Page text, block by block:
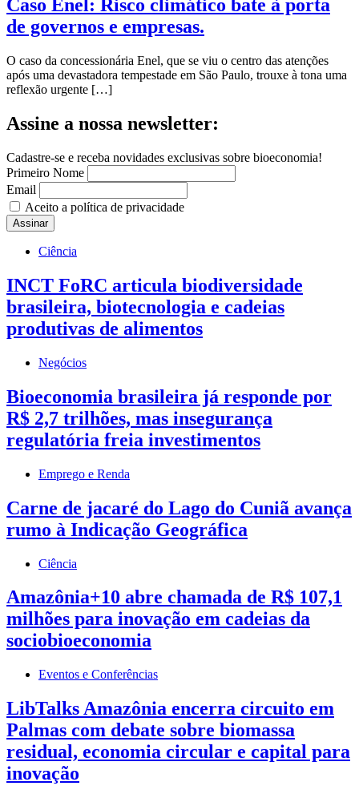
Caso Enel: Risco climático bate à porta
de governos e empresas.
O caso da concessionária Enel, que se viu o centro das atenções
após uma devastadora tempestade em São Paulo, trouxe à tona uma
reflexão urgente […]
Assine a nossa newsletter:
Cadastre-se e receba novidades exclusivas sobre bioeconomia!
Primeiro Nome
Email
Aceito a política de privacidade
Ciência
INCT FoRC articula biodiversidade
brasileira, biotecnologia e cadeias
produtivas de alimentos
Negócios
Bioeconomia brasileira já responde por
R$ 2,7 trilhões, mas insegurança
regulatória freia investimentos
Emprego e Renda
Carne de jacaré do Lago do Cuniã avança
rumo à Indicação Geográfica
Ciência
Amazônia+10 abre chamada de R$ 107,1
milhões para inovação em cadeias da
sociobioeconomia
Eventos e Conferências
LibTalks Amazônia encerra circuito em
Palmas com debate sobre biomassa
residual, economia circular e capital para
inovação